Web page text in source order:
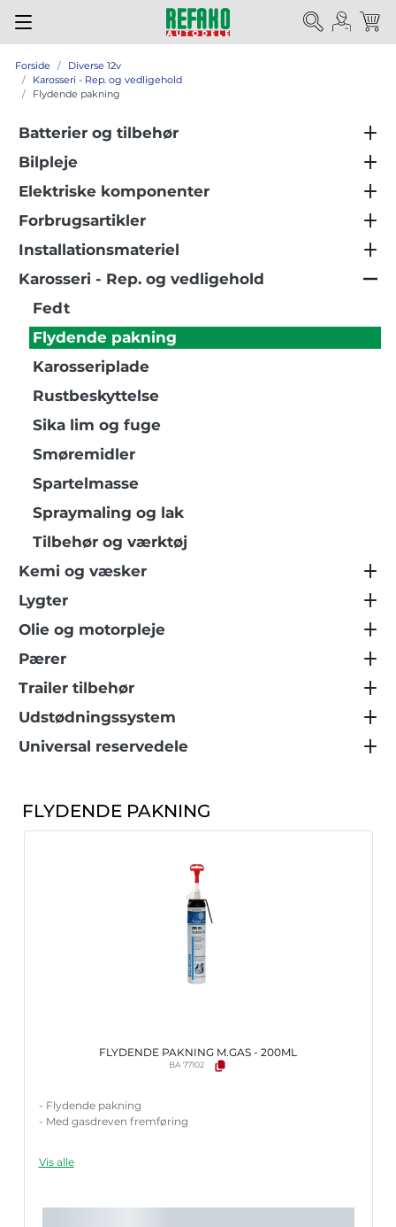
Forside
Diverse 12v
Karosseri - Rep. og vedligehold
Flydende pakning
Batterier og tilbehør
Bilpleje
Elektriske komponenter
Forbrugsartikler
Installationsmateriel
Karosseri - Rep. og vedligehold
Fedt
Flydende pakning
Karosseriplade
Rustbeskyttelse
Sika lim og fuge
Smøremidler
Spartelmasse
Spraymaling og lak
Tilbehør og værktøj
Kemi og væsker
Lygter
Olie og motorpleje
Pærer
Trailer tilbehør
Udstødningssystem
Universal reservedele
FLYDENDE PAKNING
FLYDENDE PAKNING M.GAS - 200ML
BA 77102
- Flydende pakning
- Med gasdreven fremføring
Vis alle